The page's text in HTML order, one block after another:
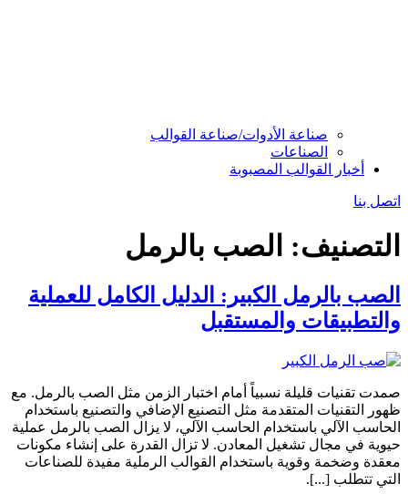
صناعة الأدوات/صناعة القوالب
الصناعات
أخبار القوالب المصبوبة
اتصل بنا
التصنيف: الصب بالرمل
الصب بالرمل الكبير: الدليل الكامل للعملية
والتطبيقات والمستقبل
صمدت تقنيات قليلة نسبياً أمام اختبار الزمن مثل الصب بالرمل. مع
ظهور التقنيات المتقدمة مثل التصنيع الإضافي والتصنيع باستخدام
الحاسب الآلي باستخدام الحاسب الآلي، لا يزال الصب بالرمل عملية
حيوية في مجال تشغيل المعادن. لا تزال القدرة على إنشاء مكونات
معقدة وضخمة وقوية باستخدام القوالب الرملية مفيدة للصناعات
التي تتطلب [...].